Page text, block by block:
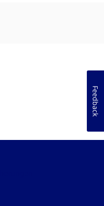
Feedback